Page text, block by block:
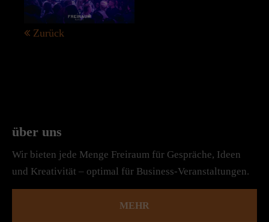
Zurück
über uns
Wir bieten jede Menge Freiraum für Gespräche, Ideen
und Kreativität – optimal für Business-Veranstaltungen.
MEHR